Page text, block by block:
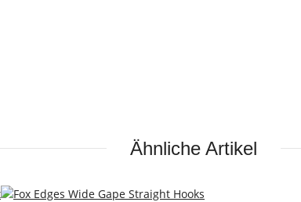
Ähnliche Artikel